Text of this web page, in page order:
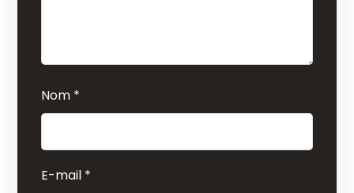
Nom *
E-mail *